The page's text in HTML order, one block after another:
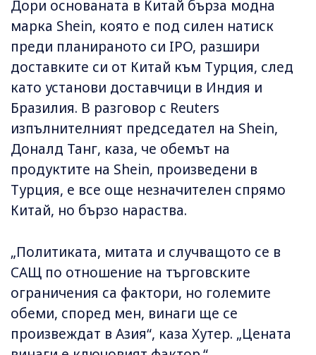
Дори основаната в Китай бърза модна
марка Shein, която е под силен натиск
преди планираното си IPO, разшири
доставките си от Китай към Турция, след
като установи доставчици в Индия и
Бразилия. В разговор с Reuters
изпълнителният председател на Shein,
Доналд Танг, каза, че обемът на
продуктите на Shein, произведени в
Турция, е все още незначителен спрямо
Китай, но бързо нараства.
„Политиката, митата и случващото се в
САЩ по отношение на търговските
ограничения са фактори, но големите
обеми, според мен, винаги ще се
произвеждат в Азия“, каза Хутер. „Цената